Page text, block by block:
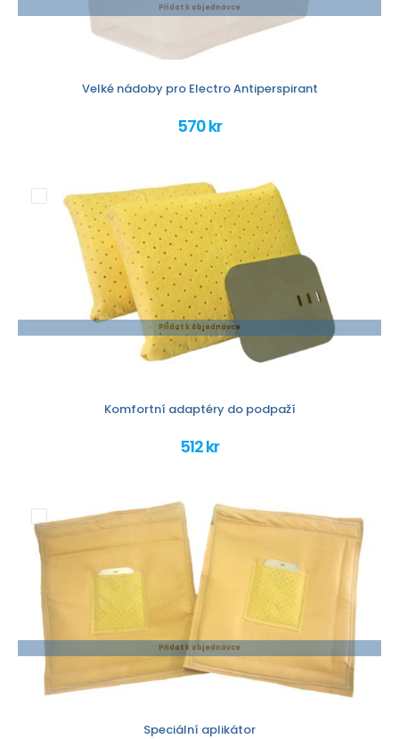
Přidat k objednávce
Velké nádoby pro Electro Antiperspirant
570 kr
Přidat k objednávce
Komfortní adaptéry do podpaží
512 kr
Přidat k objednávce
Speciální aplikátor